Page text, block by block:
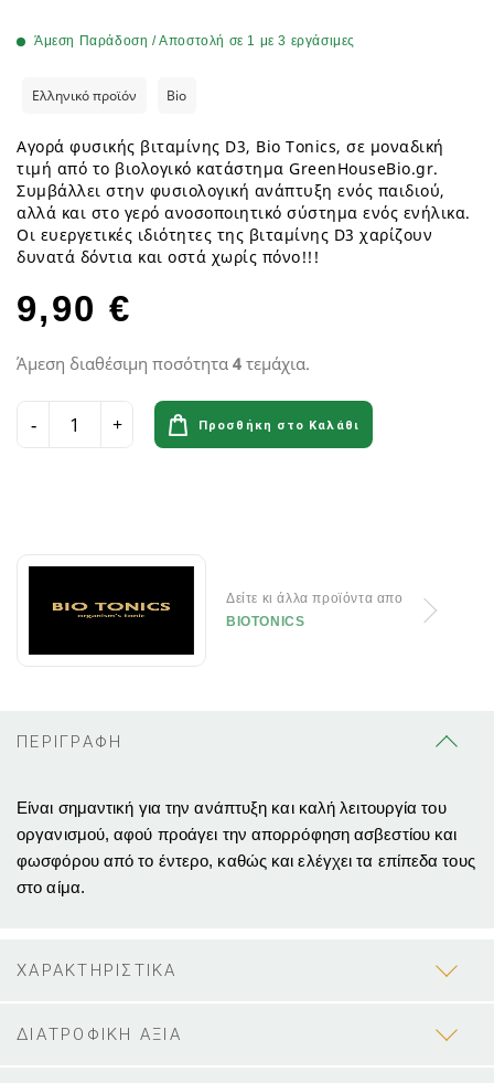
Άμεση Παράδοση / Αποστολή σε 1 με 3 εργάσιμες
Ελληνικό προϊόν Bio
Αγορά φυσικής βιταμίνης D3, Bio Tonics, σε μοναδική
τιμή από το βιολογικό κατάστημα GreenHouseBio.gr.
Συμβάλλει στην φυσιολογική ανάπτυξη ενός παιδιού,
αλλά και στο γερό ανοσοποιητικό σύστημα ενός ενήλικα.
Οι ευεργετικές ιδιότητες της βιταμίνης D3 χαρίζουν
δυνατά δόντια και οστά χωρίς πόνο!!!
9,90 €
Άμεση διαθέσιμη ποσότητα 4 τεμάχια.
Προσθήκη στο Καλάθι
Δείτε κι άλλα προϊόντα απο
BIOTONICS
ΠΕΡΙΓΡΑΦΗ
Είναι σημαντική για την ανάπτυξη και καλή λειτουργία του
οργανισμού, αφού προάγει την απορρόφηση ασβεστίου και
φωσφόρου από το έντερο, καθώς και ελέγχει τα επίπεδα τους
στο αίμα.
ΧΑΡΑΚΤΗΡΙΣΤΙΚΑ
ΔΙΑΤΡΟΦΙΚΗ ΑΞΙΑ